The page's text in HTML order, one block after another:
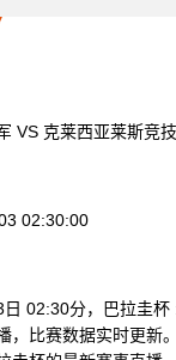
VS 克莱西亚莱斯竞
02:30:00
02:30分，巴拉圭
，比赛数据实时更新